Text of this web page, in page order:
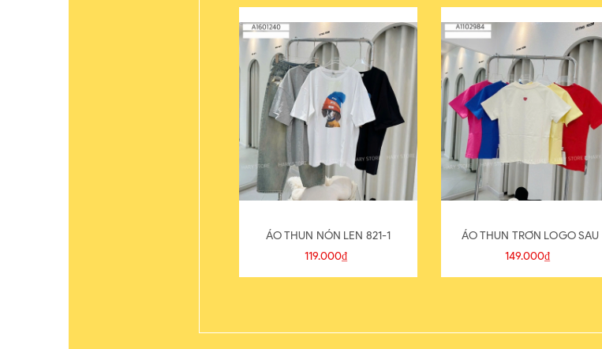
ÁO THUN NÓN LEN 821-1
119.000₫
ÁO THUN TRƠN LOGO SAU
149.000₫